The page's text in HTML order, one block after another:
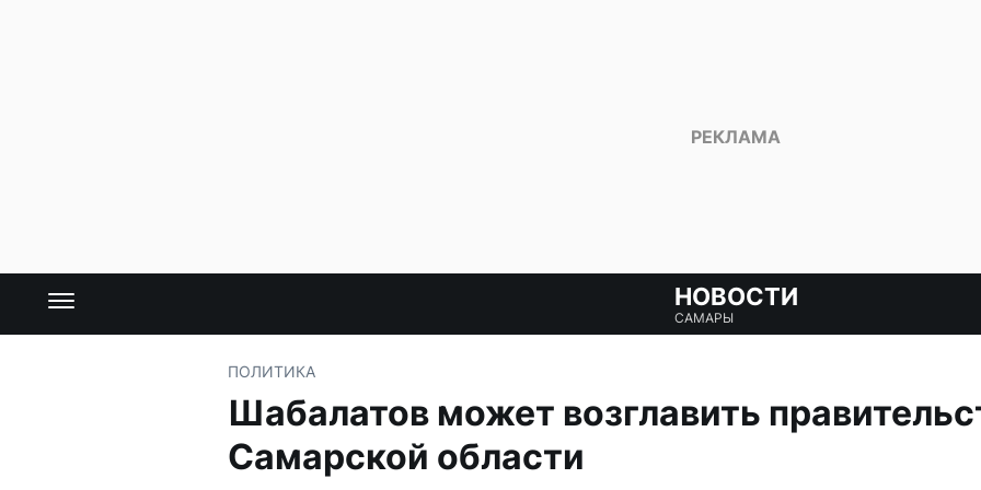
НОВОСТИ
САМАРЫ
ПОЛИТИКА
Шабалатов может возглавить
Самарской области